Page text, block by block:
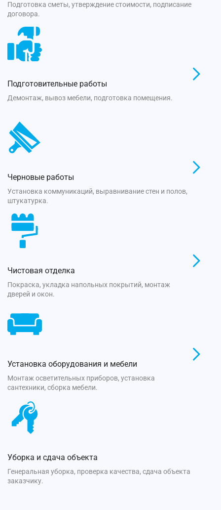
Подготовка сметы, утверждение стоимости, подписание
договора.
Подготовительные работы
Демонтаж, вывоз мебели, подготовка помещения.
Черновые работы
Установка коммуникаций, выравнивание стен и полов,
штукатурка.
Чистовая отделка
Покраска, укладка напольных покрытий, монтаж
дверей и окон.
Установка оборудования и мебели
Монтаж осветительных приборов, установка
сантехники, сборка мебели.
Уборка и сдача объекта
Генеральная уборка, проверка качества, сдача объекта
заказчику.